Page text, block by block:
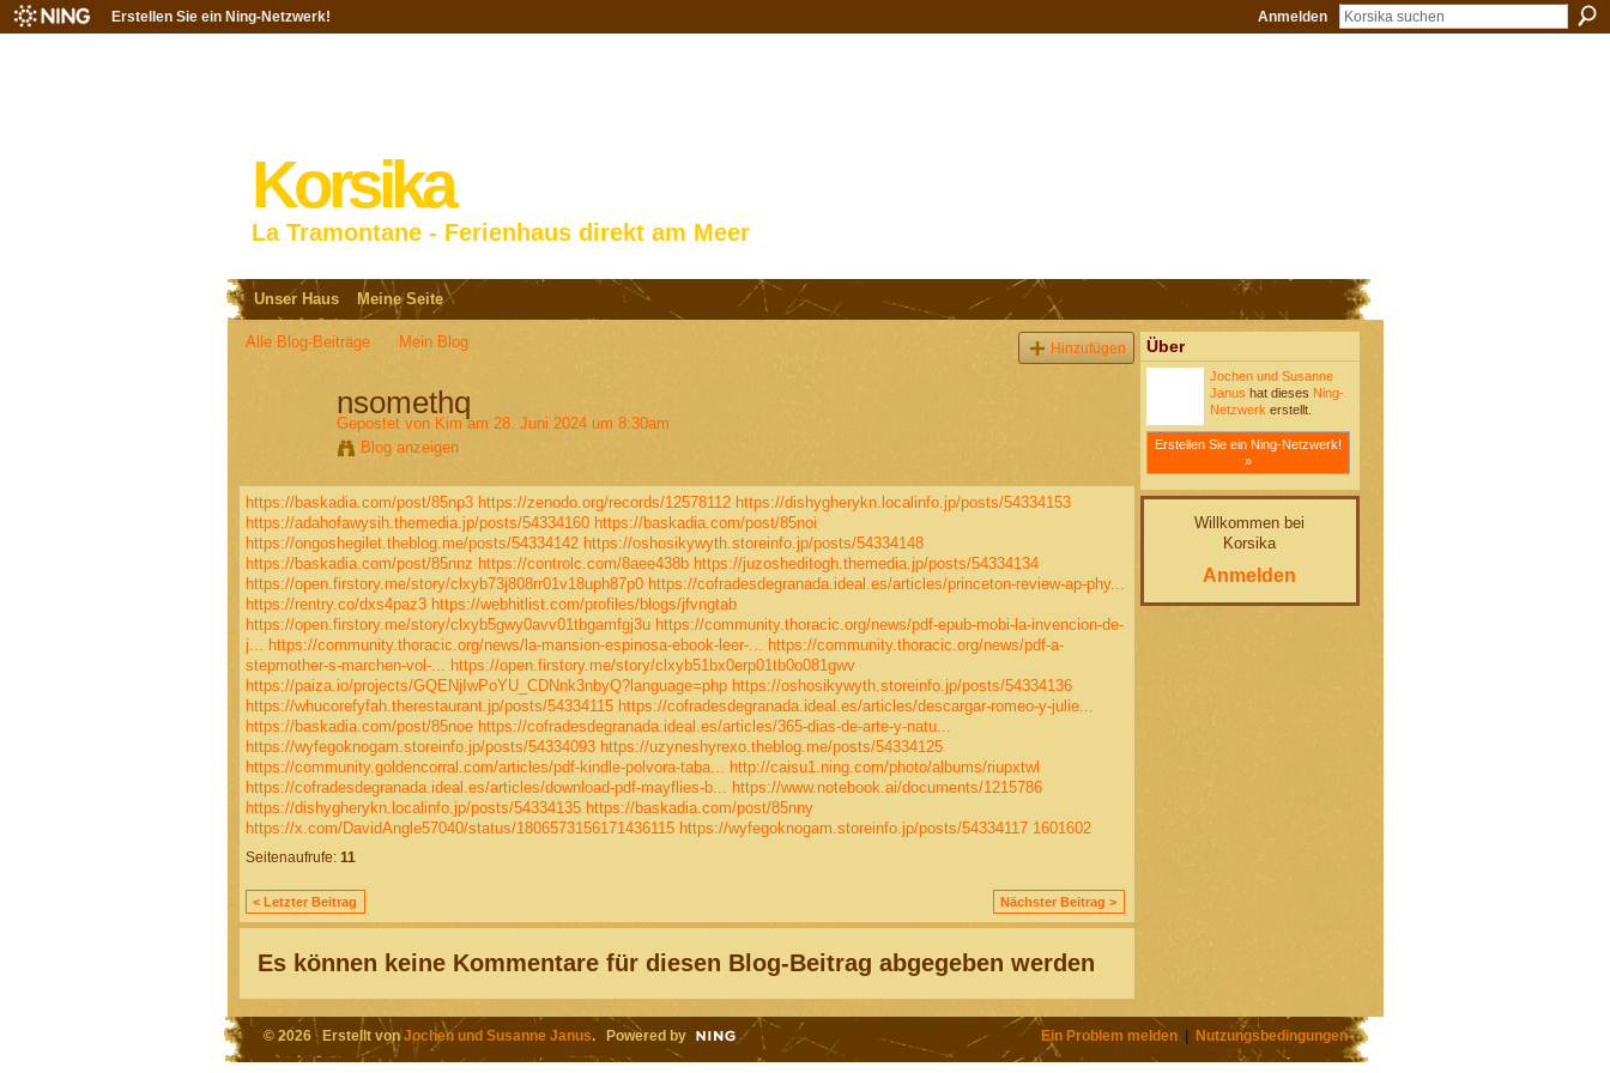
Erstellen Sie ein Ning-Netzwerk! Anmelden
Korsika
La Tramontane - Ferienhaus direkt am Meer
Unser Haus Meine Seite
Alle Blog-Beiträge Mein Blog Hinzufügen
nsomethq
Gepostet von Kim am 28. Juni 2024 um 8:30am
Blog anzeigen
https://baskadia.com/post/85np3 https://zenodo.org/records/12578112 https://dishygherykn.localinfo.jp/posts/54334153
https://adahofawysih.themedia.jp/posts/54334160 https://baskadia.com/post/85noi
https://ongoshegilet.theblog.me/posts/54334142 https://oshosikywyth.storeinfo.jp/posts/54334148
https://baskadia.com/post/85nnz https://controlc.com/8aee438b https://juzosheditogh.themedia.jp/posts/54334134
https://open.firstory.me/story/clxyb73j808rr01v18uph87p0 https://cofradesdegranada.ideal.es/articles/princeton-review-ap-phy...
https://rentry.co/dxs4paz3 https://webhitlist.com/profiles/blogs/jfvngtab
https://open.firstory.me/story/clxyb5gwy0avv01tbgamfgj3u https://community.thoracic.org/news/pdf-epub-mobi-la-invencion-de-
j...
https://community.thoracic.org/news/la-mansion-espinosa-ebook-leer-...
https://community.thoracic.org/news/pdf-a-
stepmother-s-marchen-vol-...
https://open.firstory.me/story/clxyb51bx0erp01tb0o081gwv
https://paiza.io/projects/GQENjIwPoYU_CDNnk3nbyQ?language=php https://oshosikywyth.storeinfo.jp/posts/54334136
https://whucorefyfah.therestaurant.jp/posts/54334115 https://cofradesdegranada.ideal.es/articles/descargar-romeo-y-julie...
https://baskadia.com/post/85noe https://cofradesdegranada.ideal.es/articles/365-dias-de-arte-y-natu...
https://wyfegoknogam.storeinfo.jp/posts/54334093 https://uzyneshyrexo.theblog.me/posts/54334125
https://community.goldencorral.com/articles/pdf-kindle-polvora-taba...
http://caisu1.ning.com/photo/albums/riupxtwl
https://cofradesdegranada.ideal.es/articles/download-pdf-mayflies-b...
https://www.notebook.ai/documents/1215786
https://dishygherykn.localinfo.jp/posts/54334135 https://baskadia.com/post/85nny
https://x.com/DavidAngle57040/status/1806573156171436115 https://wyfegoknogam.storeinfo.jp/posts/54334117 1601602
Seitenaufrufe: 11
< Letzter Beitrag Nächster Beitrag >
Es können keine Kommentare für diesen Blog-Beitrag abgegeben werden
Über
Jochen und Susanne
Janus hat dieses Ning-
Netzwerk erstellt.
Erstellen Sie ein Ning-Netzwerk!
»
Willkommen bei
Korsika
Anmelden
© 2026 Erstellt vonJochen und Susanne Janus. Powered by Ein Problem melden| Nutzungsbedingungen